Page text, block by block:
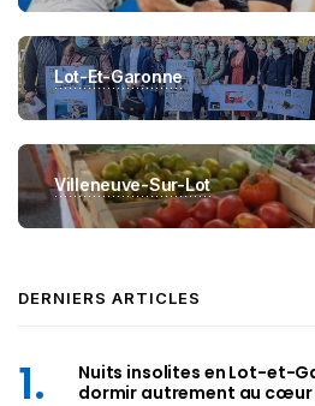
Lot-Et-Garonne
Villeneuve-Sur-Lot
DERNIERS ARTICLES
Nuits insolites en Lot-et-
dormir autrement au cœur